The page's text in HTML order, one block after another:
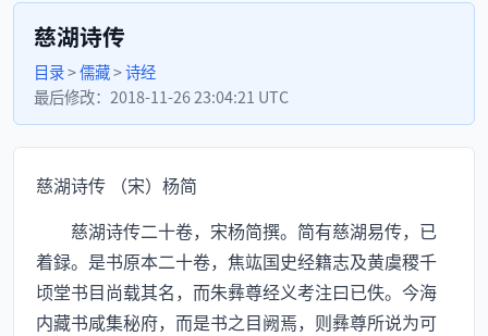
慈湖诗传
目录>儒藏>诗经
最后修改： 2018-11-26 23:04:21 UTC
慈湖诗传 （宋）杨简
慈湖诗传二十卷，宋杨简撰。简有慈湖易传，已
着録。是书原本二十卷，焦竑国史经籍志及黄虞稷千
顷堂书目尚载其名，而朱彝尊经义考注曰已佚。今海
内藏书咸集秘府，而是书之目阙焉，则彝尊所说为可